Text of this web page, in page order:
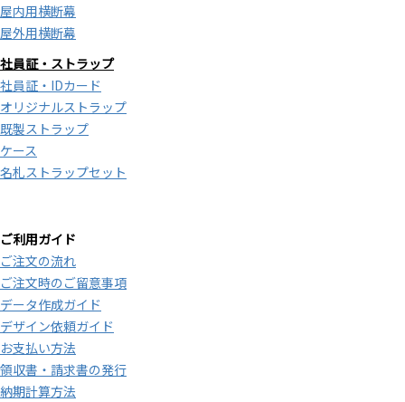
屋内用横断幕
屋外用横断幕
社員証・ストラップ
社員証・IDカード
オリジナルストラップ
既製ストラップ
ケース
名札ストラップセット
ご利用ガイド
ご注文の流れ
ご注文時のご留意事項
データ作成ガイド
デザイン依頼ガイド
お支払い方法
領収書・請求書の発行
納期計算方法